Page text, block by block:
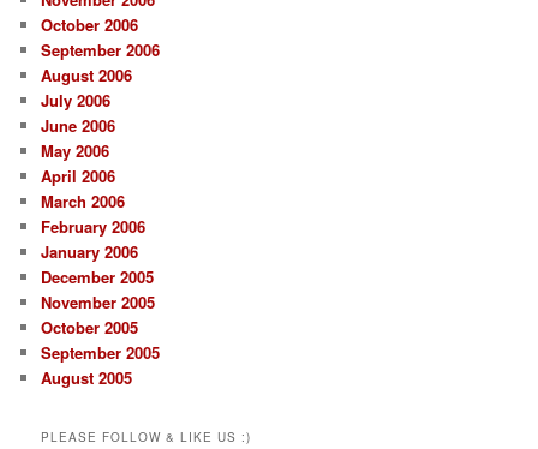
October 2006
September 2006
August 2006
July 2006
June 2006
May 2006
April 2006
March 2006
February 2006
January 2006
December 2005
November 2005
October 2005
September 2005
August 2005
PLEASE FOLLOW & LIKE US :)